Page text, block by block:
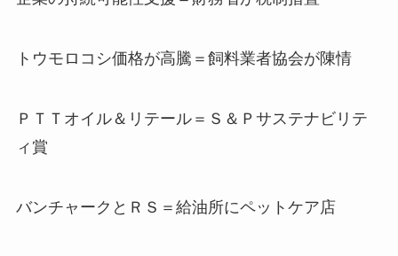
トウモロコシ価格が高騰＝飼料業者協会が陳情
ＰＴＴオイル＆リテール＝Ｓ＆Ｐサステナビリテ
ィ賞
バンチャークとＲＳ＝給油所にペットケア店